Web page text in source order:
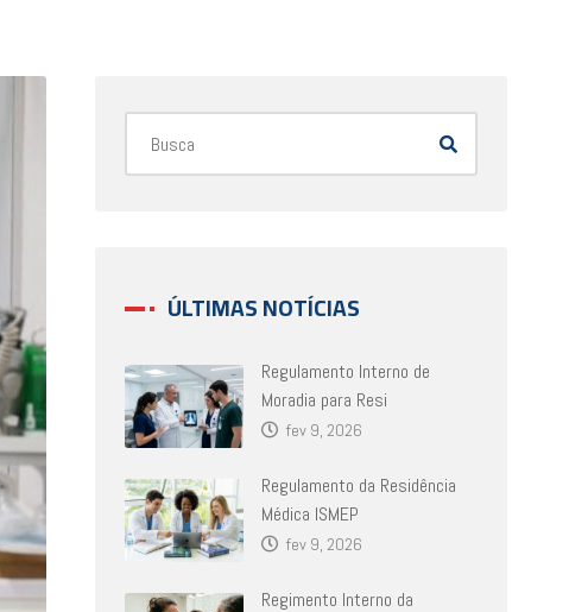
ÚLTIMAS NOTÍCIAS
Regulamento Interno de
Moradia para Resi
fev 9, 2026
Regulamento da Residência
Médica ISMEP
fev 9, 2026
Regimento Interno da